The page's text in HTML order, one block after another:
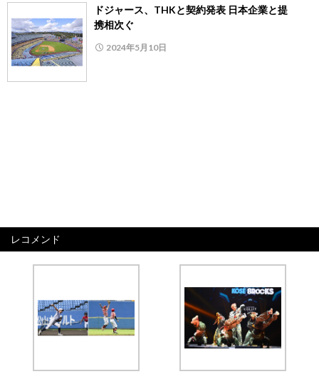
ドジャース、THKと契約発表 日本企業と提
携相次ぐ
2024年5月10日
レコメンド